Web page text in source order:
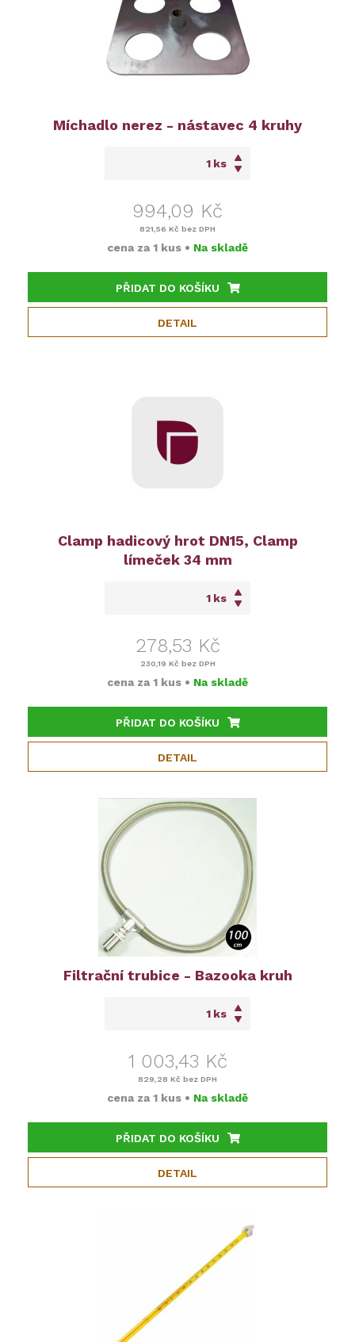
Míchadlo nerez - nástavec 4 kruhy
ks
994,09 Kč
821,56 Kč bez DPH
cena za 1 kus • Na skladě
PŘIDAT DO KOŠÍKU
DETAIL
Clamp hadicový hrot DN15, Clamp
límeček 34 mm
ks
278,53 Kč
230,19 Kč bez DPH
cena za 1 kus • Na skladě
PŘIDAT DO KOŠÍKU
DETAIL
Filtrační trubice - Bazooka kruh
ks
1 003,43 Kč
829,28 Kč bez DPH
cena za 1 kus • Na skladě
PŘIDAT DO KOŠÍKU
DETAIL